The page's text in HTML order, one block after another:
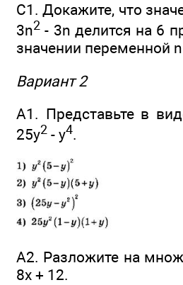
С1. Докажите, что
3n2 - 3n делится на 6
значении переменной
Вариант 2
А1. Представьте в
25у2 - у4.
А2. Разложите на
8х + 12.